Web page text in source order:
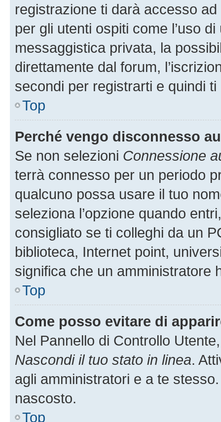
registrazione ti darà accesso
per gli utenti ospiti come l’uso
messaggistica privata, la
direttamente dal forum,
secondi per registrarti e quindi
Top
Perché vengo disconnesso
Se non selezioni Connessione
terrà connesso per un periodo
qualcuno possa usare il tuo
seleziona l’opzione quando
consigliato se ti colleghi da un
biblioteca, Internet point,
significa che un amministratore
Top
Come posso evitare di
Nel Pannello di Controllo
Nascondi il tuo stato in linea.
agli amministratori e a te
nascosto.
Top